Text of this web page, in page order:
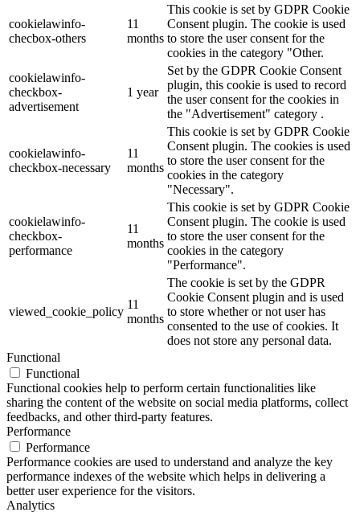
cookielawinfo-
checbox-others
11
months
This cookie is set by GDPR Cookie
Consent plugin. The cookie is used
to store the user consent for the
cookies in the category "Other.
cookielawinfo-
checkbox-
advertisement
1 year
Set by the GDPR Cookie Consent
plugin, this cookie is used to record
the user consent for the cookies in
the "Advertisement" category .
cookielawinfo-
checkbox-necessary
11
months
This cookie is set by GDPR Cookie
Consent plugin. The cookies is used
to store the user consent for the
cookies in the category
"Necessary".
cookielawinfo-
checkbox-
performance
11
months
This cookie is set by GDPR Cookie
Consent plugin. The cookie is used
to store the user consent for the
cookies in the category
"Performance".
viewed_cookie_policy
11
months
The cookie is set by the GDPR
Cookie Consent plugin and is used
to store whether or not user has
consented to the use of cookies. It
does not store any personal data.
Functional
Functional
Functional cookies help to perform certain functionalities like
sharing the content of the website on social media platforms, collect
feedbacks, and other third-party features.
Performance
Performance
Performance cookies are used to understand and analyze the key
performance indexes of the website which helps in delivering a
better user experience for the visitors.
Analytics